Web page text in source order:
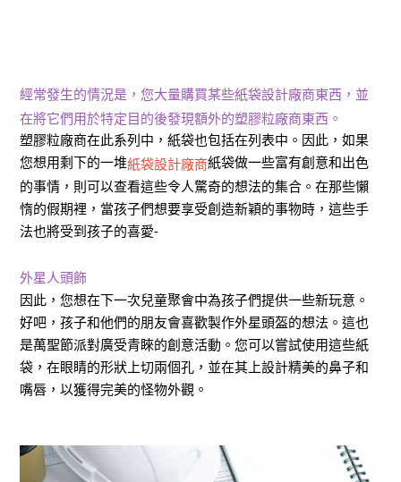
經常發生的情況是，您大量購買某些紙袋設計廠商東西，並
在將它們用於特定目的後發現額外的塑膠粒廠商東西。
塑膠粒廠商在此系列中，紙袋也包括在列表中。因此，如果
您想用剩下的一堆紙袋設計廠商紙袋做一些富有創意和出色
的事情，則可以查看這些令人驚奇的想法的集合。在那些懶
惰的假期裡，當孩子們想要享受創造新穎的事物時，這些手
法也將受到孩子的喜愛-
外星人頭飾
因此，您想在下一次兒童聚會中為孩子們提供一些新玩意。
好吧，孩子和他們的朋友會喜歡製作外星頭盔的想法。這也
是萬聖節派對廣受青睞的創意活動。您可以嘗試使用這些紙
袋，在眼睛的形狀上切兩個孔，並在其上設計精美的鼻子和
嘴唇，以獲得完美的怪物外觀。